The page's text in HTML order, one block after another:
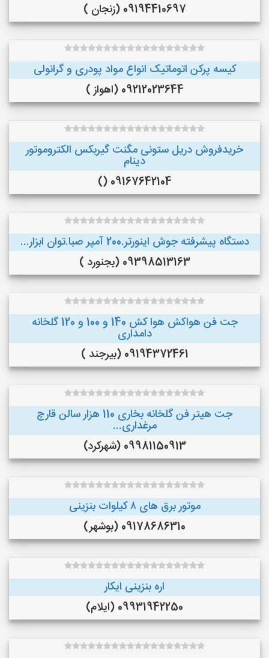
09194410697 (زنجان )
کیسه پرکن اتوماتیک انواع مواد پودری و گرانولی
09212023644 (اهواز )
خریدفروش دریل ستونی مگنت گیربکس الکتروموتور
دینام
09167642104 ()
دستگاه پیشرفته جوش اینورتر.200 آمپر صبا.توان ابزار...
09398513163 (بجنورد )
جت فن هواکش هوا کش 140 و 100 و 120 گلخانه
دامداری
09194372461 (بیرجند )
جت هیتر فن گلخانه بخاری 110 هزار سالن قارچ
مرغداری...
09981150913 (شهرکرد)
موتور برق های ٨ کیلوات بنزینی
09178686310 (بوشهر)
اره بنزینی ایکار
09931942250 (ایلام)